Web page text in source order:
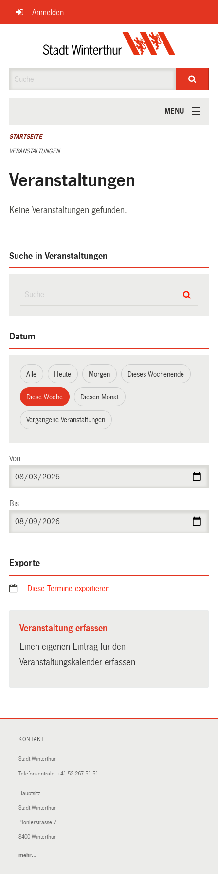
Navigation
überspringen
Anmelden
MENU
ÜBER UNS
STARTSEITE
VERANSTALTUNGEN
Veranstaltungen
Keine Veranstaltungen gefunden.
Suche in Veranstaltungen
Datum
Alle Heute Morgen Dieses Wochenende
Diese Woche Diesen Monat
Vergangene Veranstaltungen
Von
Bis
Exporte
Diese Termine exportieren
Veranstaltung erfassen
Einen eigenen Eintrag für den
Veranstaltungskalender erfassen
KONTAKT
Stadt Winterthur
Telefonzentrale: +41 52 267 51 51
Hauptsitz
Stadt Winterthur
Pionierstrasse 7
8400 Winterthur
mehr…